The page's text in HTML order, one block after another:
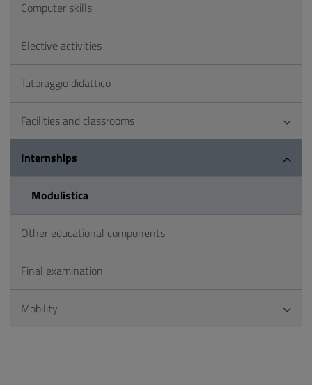
Computer skills
Elective activities
Tutoraggio didattico
Facilities and classrooms
Internships
Modulistica
Other educational components
Final examination
Mobility